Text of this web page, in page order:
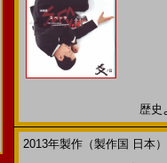
歴史
2013年製作（製作国 日本）